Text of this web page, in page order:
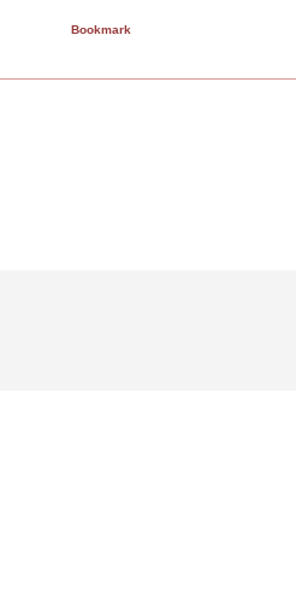
Bookmark